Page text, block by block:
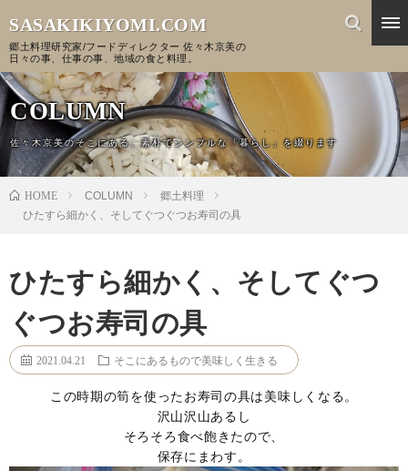
SASAKIKIYOMI.COM
郷土料理研究家/フードディレクター 佐々木京美の
日々の事、仕事の事、地域の食と料理。
COLUMN
佐々木京美のそこにある、素朴でシンプルな「暮らし」を綴ります
HOME COLUMN
郷土料理
ひたすら細かく、そしてぐつぐつお寿司の具
ひたすら細かく、そしてぐつ
ぐつお寿司の具
2021.04.21 そこにあるもので美味しく生きる
この時期の筍を使ったお寿司の具は美味しくなる。
沢山沢山あるし
そろそろ食べ飽きたので、
保存にまわす。